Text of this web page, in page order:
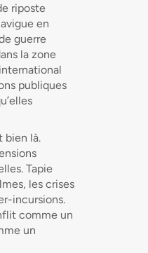
riposte
en
guerre
la zone
publiques
bien là.
Tapie
les crises
incursions.
comme un
un